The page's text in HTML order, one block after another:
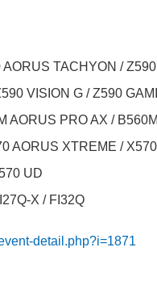
TACHYON /
VISION G / Z590
AORUS PRO AX /
AORUS XTREME /
UD
X / FI32Q
detail.php?i=1871